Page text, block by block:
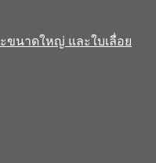
ขนาดใหญ่ และใบเลื่อย